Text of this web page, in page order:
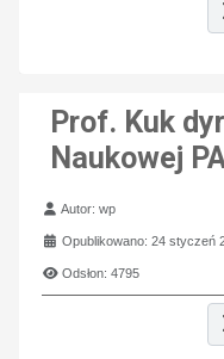
Prof. Kuk
Naukowej
Szczegóły
Autor:wp
Opublikowano: 24 styczeń
Odsłon: 4795